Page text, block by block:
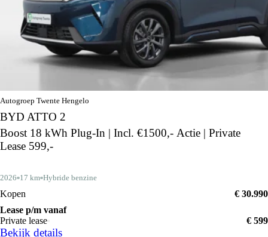
Autogroep Twente Hengelo
BYD ATTO 2
Boost 18 kWh Plug-In | Incl. €1500,- Actie | Private
Lease 599,-
2026 17 km Hybride benzine
Kopen
€ 30.990
Lease p/m vanaf
Private lease
€ 599
Bekijk details